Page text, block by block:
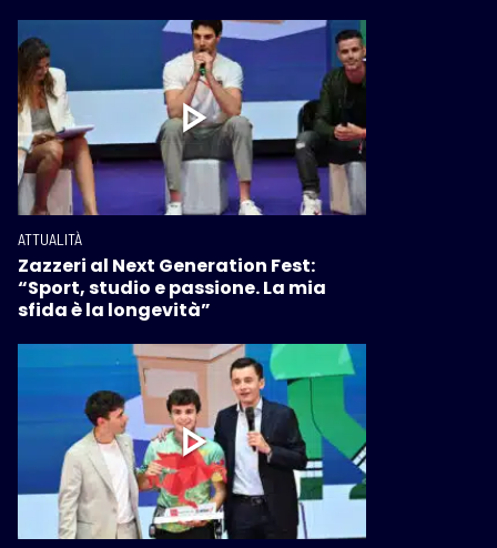
ATTUALITÀ
Zazzeri al Next Generation Fest:
“Sport, studio e passione. La mia
sfida è la longevità”